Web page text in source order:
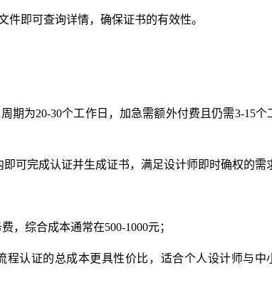
件即可查询详情，确保证书的有效性。
期为20-30个工作日，加急需额外付费且仍需3-15个
可完成认证并生成证书，满足设计师即时确权的需
，综合成本通常在500-1000元；
认证的总成本更具性价比，适合个人设计师与中